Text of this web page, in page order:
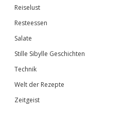
Reiselust
Resteessen
Salate
Stille Sibylle Geschichten
Technik
Welt der Rezepte
Zeitgeist